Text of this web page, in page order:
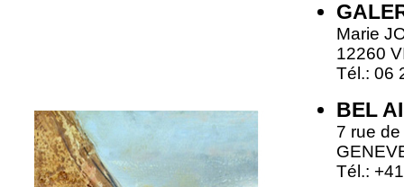
Marie
12260
Tél.: 06
BEL
7 rue
Tél.: